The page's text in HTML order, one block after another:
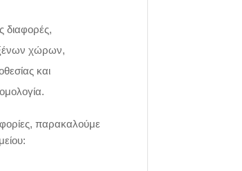
διαφορές,
χώρων,
και
παρακαλούμε